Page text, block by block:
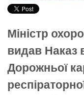
Міністр
видав Наказ
Дорожньої